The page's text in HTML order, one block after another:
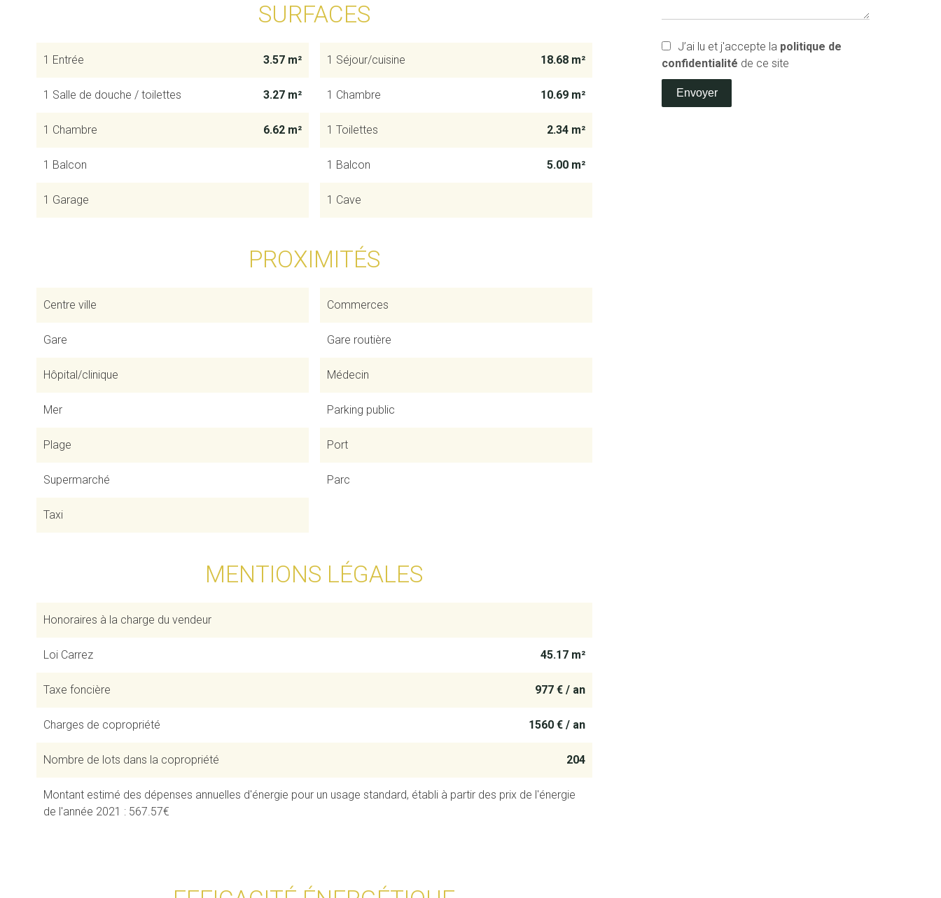
SURFACES
1 Entrée 3.57 m² 1 Séjour/cuisine 18.68 m²
1 Salle de douche / toilettes 3.27 m² 1 Chambre 10.69 m²
1 Chambre 6.62 m² 1 Toilettes 2.34 m²
1 Balcon 1 Balcon 5.00 m²
1 Garage 1 Cave
PROXIMITÉS
Centre ville Commerces
Gare Gare routière
Hôpital/clinique Médecin
Mer Parking public
Plage Port
Supermarché Parc
Taxi
MENTIONS LÉGALES
Honoraires à la charge du vendeur
Loi Carrez 45.17 m²
Taxe foncière 977 € / an
Charges de copropriété 1560 € / an
Nombre de lots dans la copropriété 204
Montant estimé des dépenses annuelles d'énergie pour un usage standard, établi à partir des prix de l'énergie
de l'année 2021 : 567.57€
J’ai lu et j'accepte la politique de
confidentialité de ce site
Envoyer